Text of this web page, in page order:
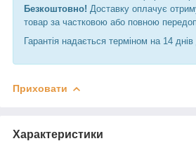
Безкоштовно! Доставку оплачує
товар за частковою або повною
Гарантія надається терміном на 14
Приховати
Характеристики